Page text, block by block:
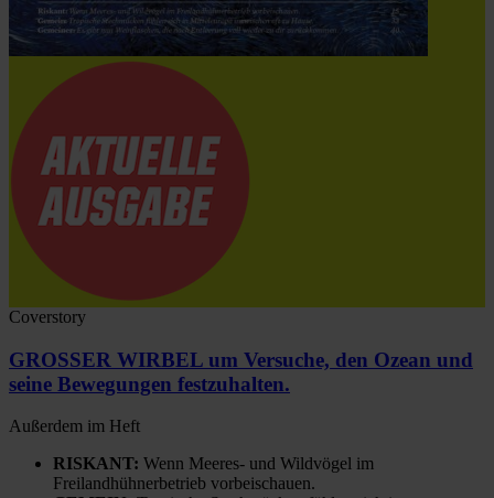
Coverstory
GROSSER WIRBEL um Versuche, den Ozean und
seine Bewegungen festzuhalten.
Außerdem im Heft
RISKANT: Wenn Meeres- und Wildvögel im
Freilandhühnerbetrieb vorbeischauen.